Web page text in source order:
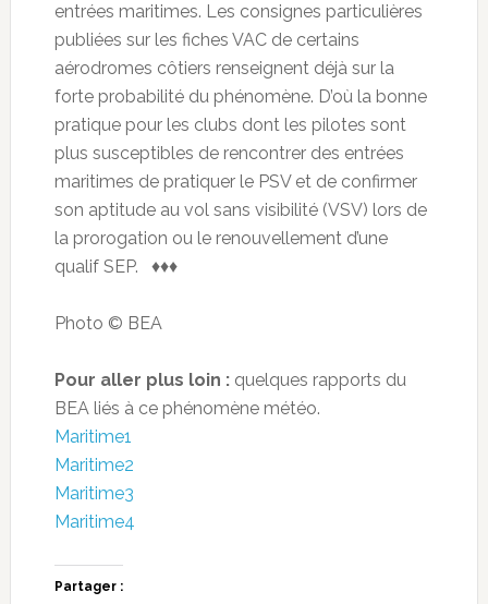
entrées maritimes. Les consignes particulières
publiées sur les fiches VAC de certains
aérodromes côtiers renseignent déjà sur la
forte probabilité du phénomène. D’où la bonne
pratique pour les clubs dont les pilotes sont
plus susceptibles de rencontrer des entrées
maritimes de pratiquer le PSV et de confirmer
son aptitude au vol sans visibilité (VSV) lors de
la prorogation ou le renouvellement d’une
qualif SEP. ♦♦♦
Photo © BEA
Pour aller plus loin : quelques rapports du
BEA liés à ce phénomène météo.
Maritime1
Maritime2
Maritime3
Maritime4
Partager :